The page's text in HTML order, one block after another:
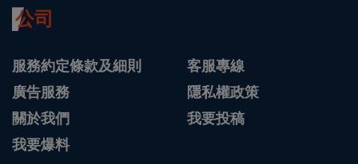
公司
服務約定條款及細則
客服專線
廣告服務
隱私權政策
關於我們
我要投稿
我要爆料